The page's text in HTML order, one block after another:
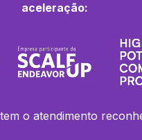
aceleração:
o atendimento